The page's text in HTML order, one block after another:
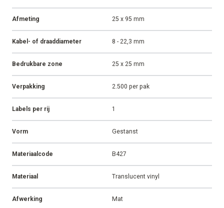
Afmeting 25 x 95 mm
Kabel- of draaddiameter 8 - 22,3 mm
Bedrukbare zone 25 x 25 mm
Verpakking 2.500 per pak
Labels per rij 1
Vorm Gestanst
Materiaalcode B427
Materiaal Translucent vinyl
Afwerking Mat